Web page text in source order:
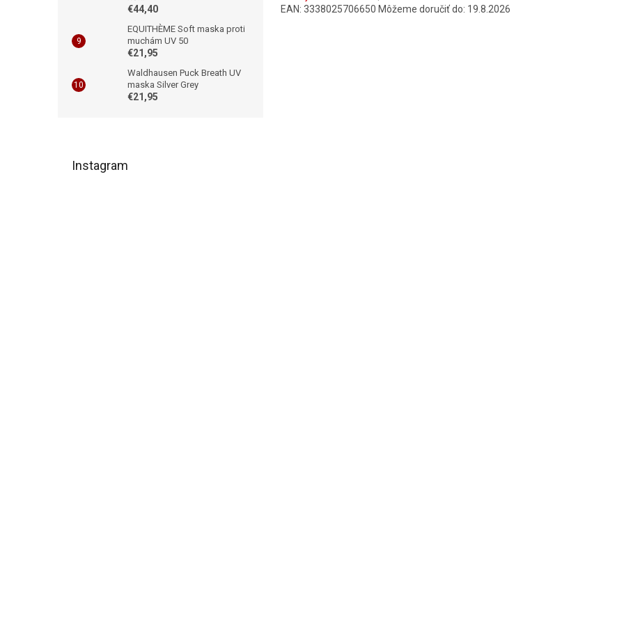
€44,40
EQUITHÈME Soft maska proti
muchám UV 50
€21,95
Waldhausen Puck Breath UV
maska Silver Grey
€21,95
EAN: 3338025706650 Môžeme doručiť do: 19.8.2026
Instagram